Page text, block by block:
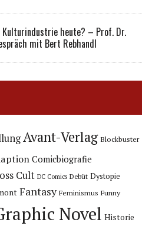
heute? – Prof. Dr.
mit Bert Rebhandl
Avant-Verlag Blockbuster
Comicbiografie
Cult DC Comics Debüt Dystopie
Fantasy Feminismus Funny
Novel Historie